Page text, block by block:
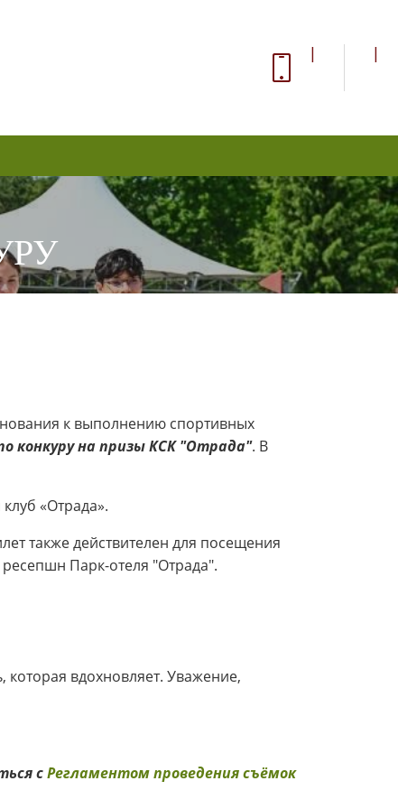
| |
к выполнению спортивных
конкуру на призы КСК "Отрада". В
«Отрада».
также действителен для посещения
Парк-отеля "Отрада".
вдохновляет. Уважение,
сРегламентом проведения съёмок